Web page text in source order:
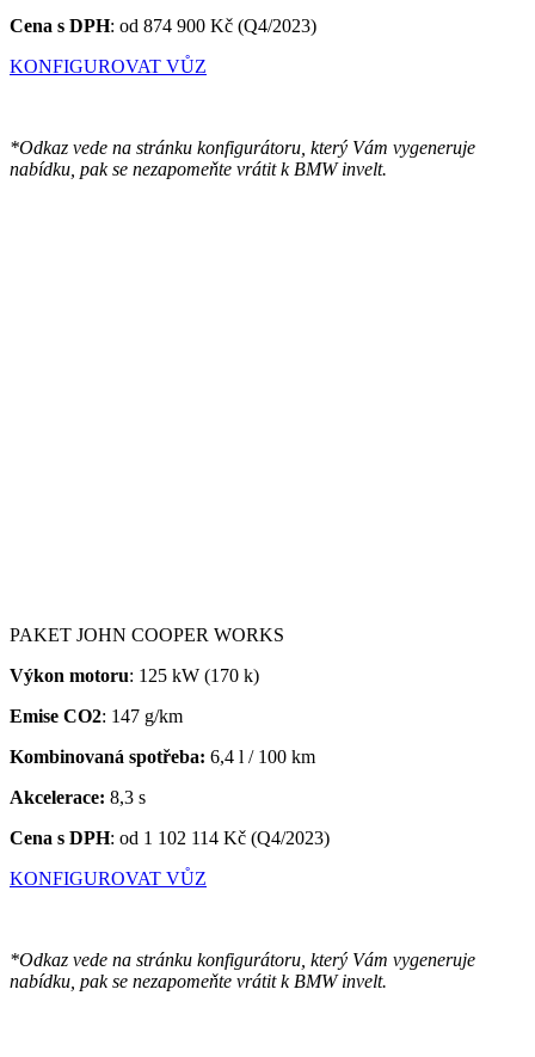
Cena s DPH: od 874 900 Kč (Q4/2023)
KONFIGUROVAT VŮZ
*Odkaz vede na stránku konfigurátoru, který Vám vygeneruje
nabídku, pak se nezapomeňte vrátit k BMW invelt.
PAKET JOHN COOPER WORKS
Výkon motoru: 125 kW (170 k)
Emise CO2: 147 g/km
Kombinovaná spotřeba: 6,4 l / 100 km
Akcelerace: 8,3 s
Cena s DPH: od 1 102 114 Kč (Q4/2023)
KONFIGUROVAT VŮZ
*Odkaz vede na stránku konfigurátoru, který Vám vygeneruje
nabídku, pak se nezapomeňte vrátit k BMW invelt.